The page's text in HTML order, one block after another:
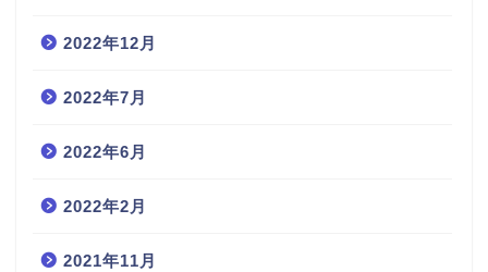
2022年12月
2022年7月
2022年6月
2022年2月
2021年11月